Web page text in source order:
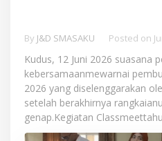
By J&D SMASAKU Posted on
Kudus, 12 Juni 2026 suasana
kebersamaanmewarnai
2026 yang diselenggarakan
setelah berakhirnya
genap.Kegiatan